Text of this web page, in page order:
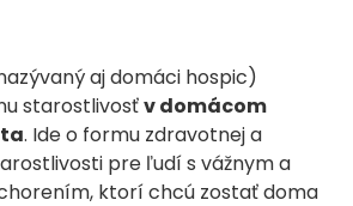
aj domáci hospic)
starostlivosťv domácom
. Ide o formu zdravotnej a
pre ľudí s vážnym a
ktorí chcú zostať doma